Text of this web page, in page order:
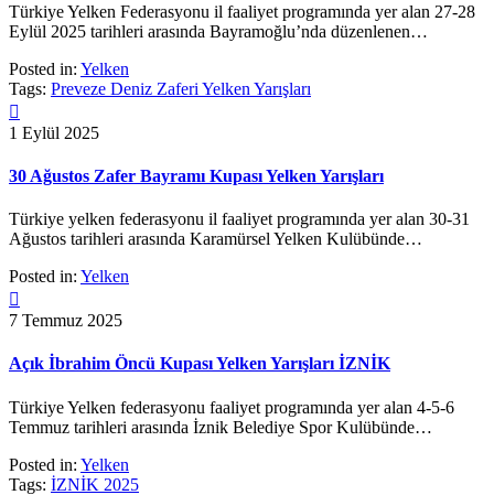
Türkiye Yelken Federasyonu il faaliyet programında yer alan 27-28
Eylül 2025 tarihleri arasında Bayramoğlu’nda düzenlenen…
Posted in: Yelken
Tags: Preveze Deniz Zaferi Yelken Yarışları

1 Eylül 2025
30 Ağustos Zafer Bayramı Kupası Yelken Yarışları
Türkiye yelken federasyonu il faaliyet programında yer alan 30-31
Ağustos tarihleri arasında Karamürsel Yelken Kulübünde…
Posted in: Yelken

7 Temmuz 2025
Açık İbrahim Öncü Kupası Yelken Yarışları İZNİK
Türkiye Yelken federasyonu faaliyet programında yer alan 4-5-6
Temmuz tarihleri arasında İznik Belediye Spor Kulübünde…
Posted in: Yelken
Tags: İZNİK 2025